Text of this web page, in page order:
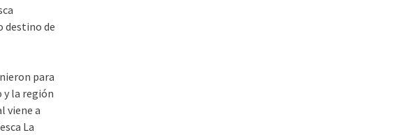
destino de
para
y la región
viene a
La